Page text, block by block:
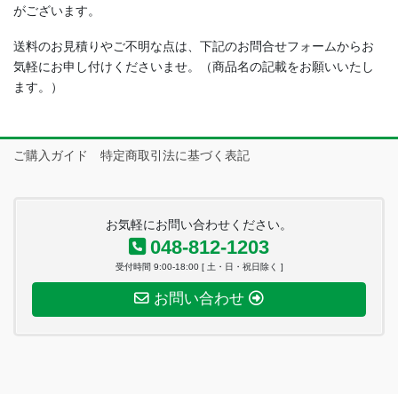
がございます。
送料のお見積りやご不明な点は、下記のお問合せフォームからお
気軽にお申し付けくださいませ。（商品名の記載をお願いいたし
ます。）
ご購入ガイド 特定商取引法に基づく表記
お気軽にお問い合わせください。
048-812-1203
受付時間 9:00-18:00 [ 土・日・祝日除く ]
お問い合わせ